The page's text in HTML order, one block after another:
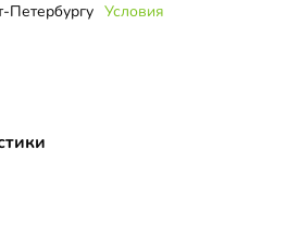
Петербургу Условия